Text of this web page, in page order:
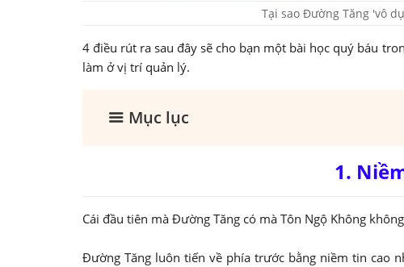
Tại sao Đường Tăng 'vô
4 điều rút ra sau đây sẽ cho bạn một bài học quý báu
làm ở vị trí quản lý.
Mục lục
1.
Cái đầu tiên mà Đường Tăng có mà Tôn Ngộ Không
Đường Tăng luôn tiến về phía trước bằng niềm tin cao